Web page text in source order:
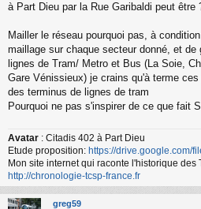
à Part Dieu par la Rue Garibaldi peut être
Mailler le réseau pourquoi pas, à
maillage sur chaque secteur donné, et de
lignes de Tram/ Metro et Bus (La Soie,
Gare Vénissieux) je crains qu'à terme
des terminus de lignes de tram
Pourquoi ne pas s'inspirer de ce que fait
Avatar : Citadis 402 à Part Dieu
Etude proposition: https://drive.google.com/
Mon site internet qui raconte l'historique des
http://chronologie-tcsp-france.fr
greg59